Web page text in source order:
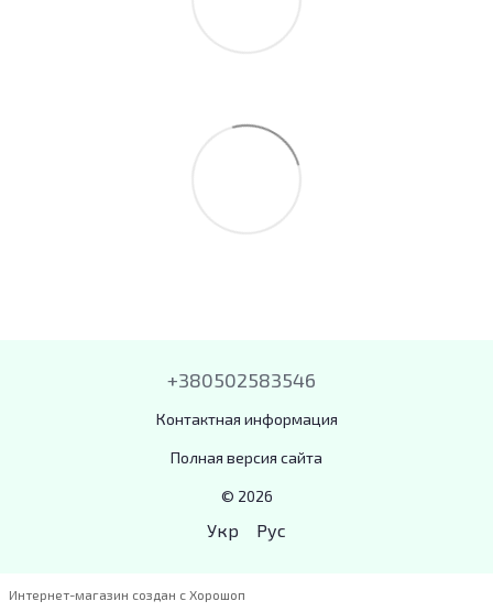
+380502583546
Контактная информация
Полная версия сайта
© 2026
Укр Рус
Интернет-магазин создан с Хорошоп